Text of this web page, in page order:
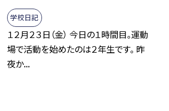
学校日記
１２月２３日（金） 今日の１時間目。運動
場で活動を始めたのは２年生です。 昨
夜か...